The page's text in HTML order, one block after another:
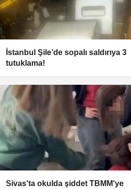
İstanbul Şile’de sopalı saldırıya 3
tutuklama!
Sivas'ta okulda şiddet TBMM'ye